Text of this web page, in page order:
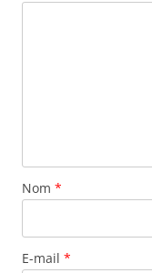
Nom *
E-mail *